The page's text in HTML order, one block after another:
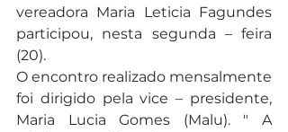
vereadora Maria Leticia Fagundes
participou, nesta segunda – feira
(20).
O encontro realizado mensalmente
foi dirigido pela vice – presidente,
Maria Lucia Gomes (Malu). " A